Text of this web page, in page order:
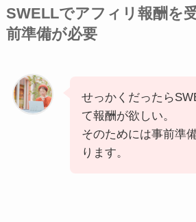
SWELLでアフィリ報酬を
前準備が必要
せっかくだったら
て報酬が欲しい。
そのためには事前準
ります。